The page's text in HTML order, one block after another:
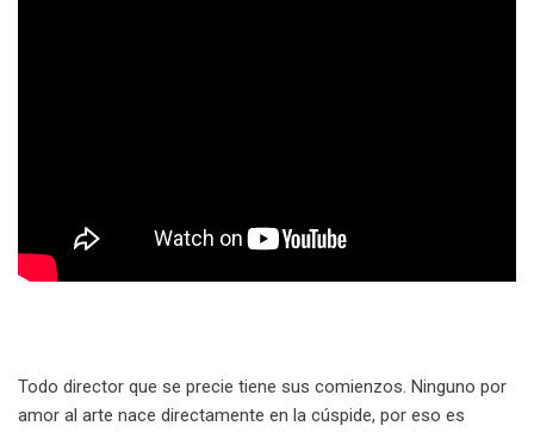
Todo director que se precie tiene sus comienzos. Ninguno por
amor al arte nace directamente en la cúspide, por eso es